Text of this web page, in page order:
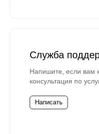
Служба
Напишите, если вам
консультация по
Написать